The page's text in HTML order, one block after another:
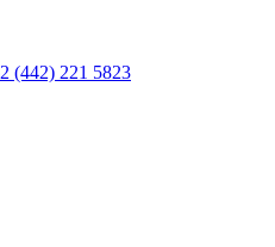
(442) 221 5823